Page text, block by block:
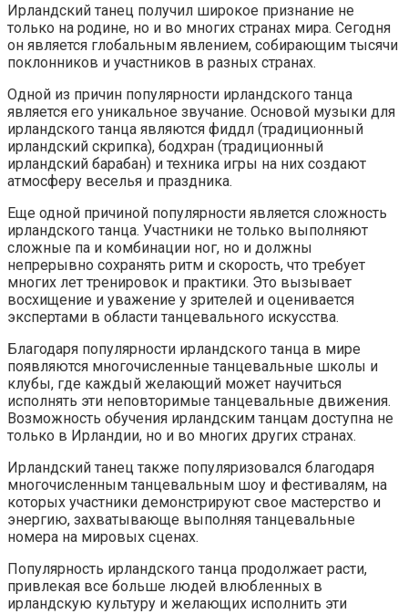
Ирландский танец получил широкое признание не
только на родине, но и во многих странах мира. Сегодня
он является глобальным явлением, собирающим тысячи
поклонников и участников в разных странах.
Одной из причин популярности ирландского танца
является его уникальное звучание. Основой музыки для
ирландского танца являются фиддл (традиционный
ирландский скрипка), бодхран (традиционный
ирландский барабан) и техника игры на них создают
атмосферу веселья и праздника.
Еще одной причиной популярности является сложность
ирландского танца. Участники не только выполняют
сложные па и комбинации ног, но и должны
непрерывно сохранять ритм и скорость, что требует
многих лет тренировок и практики. Это вызывает
восхищение и уважение у зрителей и оценивается
экспертами в области танцевального искусства.
Благодаря популярности ирландского танца в мире
появляются многочисленные танцевальные школы и
клубы, где каждый желающий может научиться
исполнять эти неповторимые танцевальные движения.
Возможность обучения ирландским танцам доступна не
только в Ирландии, но и во многих других странах.
Ирландский танец также популяризовался благодаря
многочисленным танцевальным шоу и фестивалям, на
которых участники демонстрируют свое мастерство и
энергию, захватывающе выполняя танцевальные
номера на мировых сценах.
Популярность ирландского танца продолжает расти,
привлекая все больше людей влюбленных в
ирландскую культуру и желающих исполнить эти